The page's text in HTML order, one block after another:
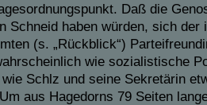
Daß die
Schneid haben würden, sich der
(s. „Rückblick“)
wie sozialistische
Schlz und seine Sekretärin
aus Hagedorns 79 Seiten